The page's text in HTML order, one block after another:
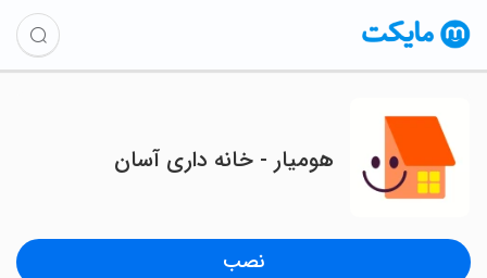
‏هومیار - ‌خانه‌ داری آسان
نصب